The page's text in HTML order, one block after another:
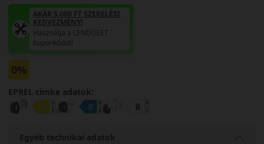
AKÁR 5.000 FT SZERELÉSI
KEDVEZMÉNY!
Használja a LENDÜLET
kuponkódot!
0%
EPREL cimke adatok:
Egyéb technikai adatok